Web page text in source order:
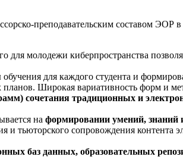
преподавательским составом ЭОР
для молодежи киберпространства
для каждого студента и
Широкая вариативность форм и
сочетания традиционных и
на формировании умений, знаний
и тьюторского сопровождения контента
баз данных, образовательных